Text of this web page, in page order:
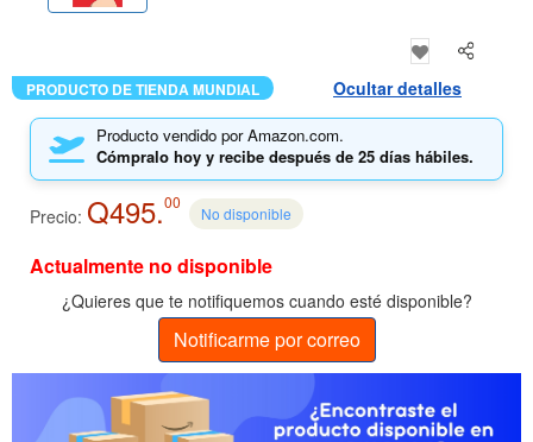
PRODUCTO DE TIENDA MUNDIAL Ocultar detalles
Producto vendido por Amazon.com.
Cómpralo hoy y recibe después de 25 días hábiles.
Precio: Q495.00
No disponible
Actualmente no disponible
¿Quieres que te notifiquemos cuando esté disponible?
Notificarme por correo